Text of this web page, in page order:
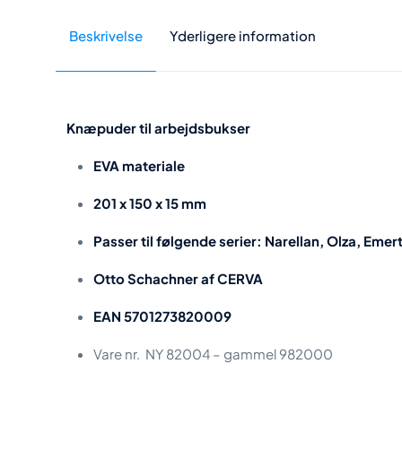
Beskrivelse Yderligere information
Knæpuder til arbejdsbukser
EVA materiale
201 x 150 x 15 mm
Passer til følgende serier: Narellan, Olza,
Otto Schachner af CERVA
EAN 5701273820009
Vare nr. NY 82004 – gammel 982000